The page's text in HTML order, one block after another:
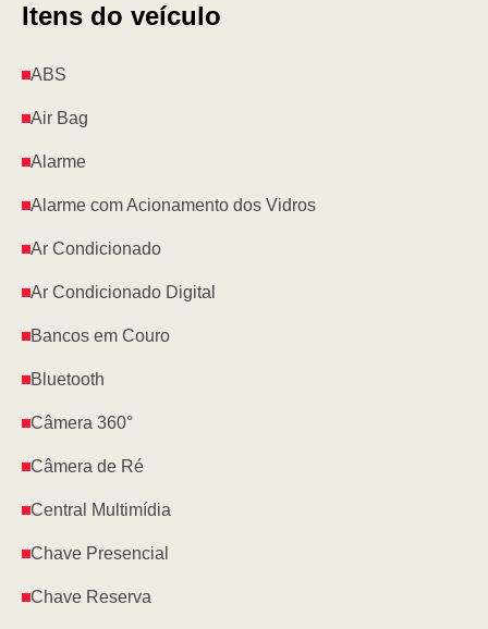
Itens do veículo
ABS
Air Bag
Alarme
Alarme com Acionamento dos Vidros
Ar Condicionado
Ar Condicionado Digital
Bancos em Couro
Bluetooth
Câmera 360°
Câmera de Ré
Central Multimídia
Chave Presencial
Chave Reserva